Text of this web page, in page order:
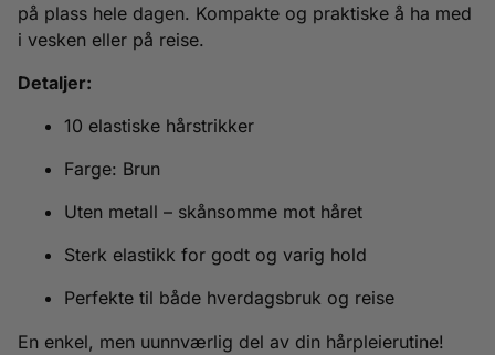
på plass hele dagen. Kompakte og praktiske å ha med
i vesken eller på reise.
Detaljer:
10 elastiske hårstrikker
Farge: Brun
Uten metall – skånsomme mot håret
Sterk elastikk for godt og varig hold
Perfekte til både hverdagsbruk og reise
En enkel, men uunnværlig del av din hårpleierutine!